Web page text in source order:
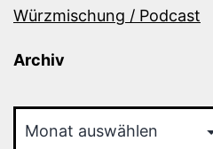
Würzmischung / Podcast
Archiv